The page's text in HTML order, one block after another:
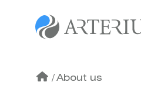
/ About us